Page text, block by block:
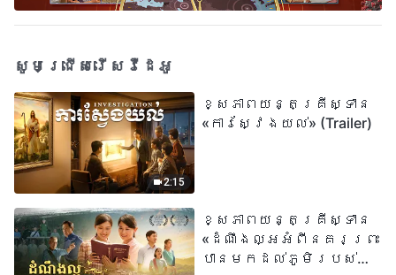
សូមជ្រើសរើសវីដេអូ
2:15
ខ្សែភាពយន្តគ្រីស្ទាន
«ការស្វែងយល់» (Trailer)
ខ្សែភាពយន្តគ្រីស្ទាន
«ដំណឹងល្អអំពីនគរព្រះ
បានមកដល់​ភូមិរបស់